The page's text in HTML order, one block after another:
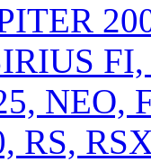
NEO,
RS,